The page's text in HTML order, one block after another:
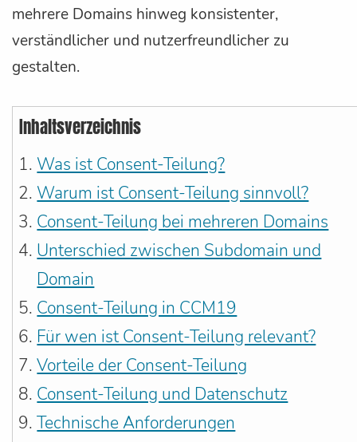
mehrere Domains hinweg konsistenter,
verständlicher und nutzerfreundlicher zu
gestalten.
Inhaltsverzeichnis
Was ist Consent-Teilung?
Warum ist Consent-Teilung sinnvoll?
Consent-Teilung bei mehreren Domains
Unterschied zwischen Subdomain und
Domain
Consent-Teilung in CCM19
Für wen ist Consent-Teilung relevant?
Vorteile der Consent-Teilung
Consent-Teilung und Datenschutz
Technische Anforderungen